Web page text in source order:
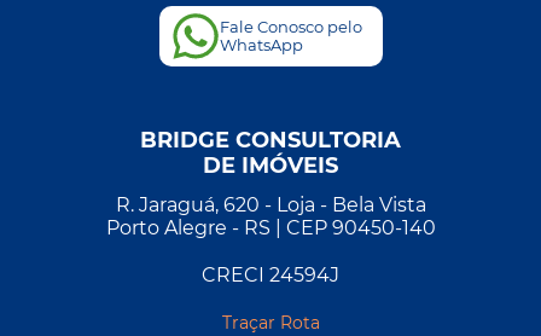
Fale Conosco pelo
WhatsApp
BRIDGE CONSULTORIA
DE IMÓVEIS
R. Jaraguá, 620 - Loja - Bela Vista
Porto Alegre - RS | CEP 90450-140
CRECI 24594J
Traçar Rota